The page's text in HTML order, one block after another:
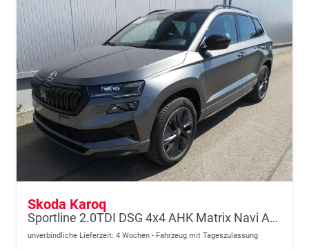
Skoda Karoq
Sportline 2.0TDI DSG 4x4 AHK Matrix Navi ACC
unverbindliche Lieferzeit: 4 Wochen Fahrzeug mit Tageszulassung